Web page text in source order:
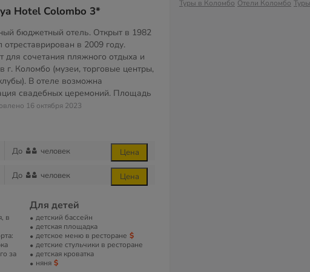
Hotel Colombo 3*
бюджетный отель. Открыт в 1982
отреставрирован в 2009 году.
для сочетания пляжного отдыха и
г. Коломбо (музеи, торговые центры,
В отеле возможна
свадебных церемоний. Площадь
16 октября 2023
До человек Цена
До человек Цена
в
за
Для детей
детский бассейн
детская площадка
детское меню в ресторане
детские стульчики в ресторане
детская кроватка
няня
Туры в Коломбо Отели Коломбо